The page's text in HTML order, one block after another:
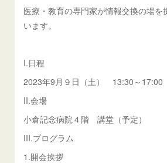
医療・教育の専門家が情報交換の場を
います。
I.日程
2023年9月９日（土） 13:30～17:00
II.会場
小倉記念病院４階 講堂（予定）
III.プログラム
1.開会挨拶